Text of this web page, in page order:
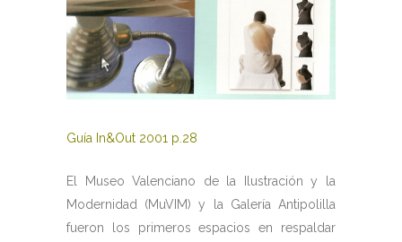
Guía In&Out 2001 p.28
El Museo Valenciano de la Ilustración y la
Modernidad (MuVIM) y la Galería Antipolilla
fueron los primeros espacios en respaldar